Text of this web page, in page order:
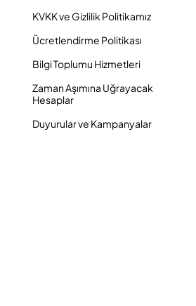
KVKK ve Gizlilik Politikamız
Ücretlendirme Politikası
Bilgi Toplumu Hizmetleri
Zaman Aşımına Uğrayacak
Hesaplar
Duyurular ve Kampanyalar